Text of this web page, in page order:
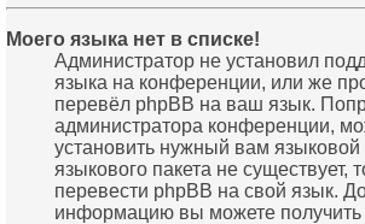
Моего языка нет в списке!
Администратор не установил
языка на конференции, или же
перевёл phpBB на ваш язык.
администратора конференции,
установить нужный вам языковой
языкового пакета не существует,
перевести phpBB на свой язык.
информацию вы можете получить